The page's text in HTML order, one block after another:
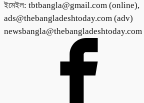
ইমেইল: tbtbangla@gmail.com (online),
ads@thebangladeshtoday.com (adv)